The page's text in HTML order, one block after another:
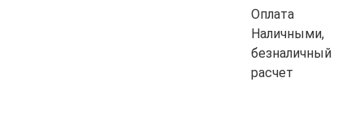
Оплата
Наличными,
безналичный
расчет